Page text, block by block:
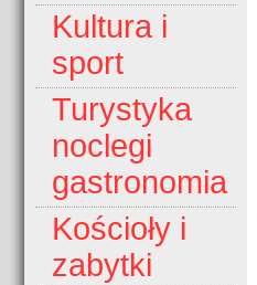
Kultura i
sport
Turystyka
noclegi
gastronomia
Kościoły i
zabytki